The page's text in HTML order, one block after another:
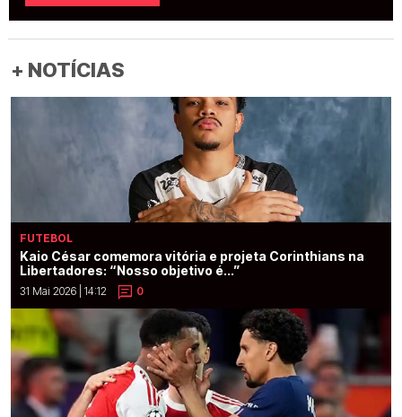
+ NOTÍCIAS
FUTEBOL
Kaio César comemora vitória e projeta Corinthians na
Libertadores: “Nosso objetivo é...”
31 Mai 2026 | 14:12 0